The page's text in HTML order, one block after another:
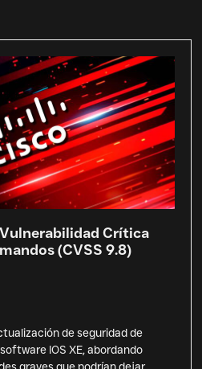
Crítica
(CVSS 9.8)
de seguridad de
IOS XE, abordando